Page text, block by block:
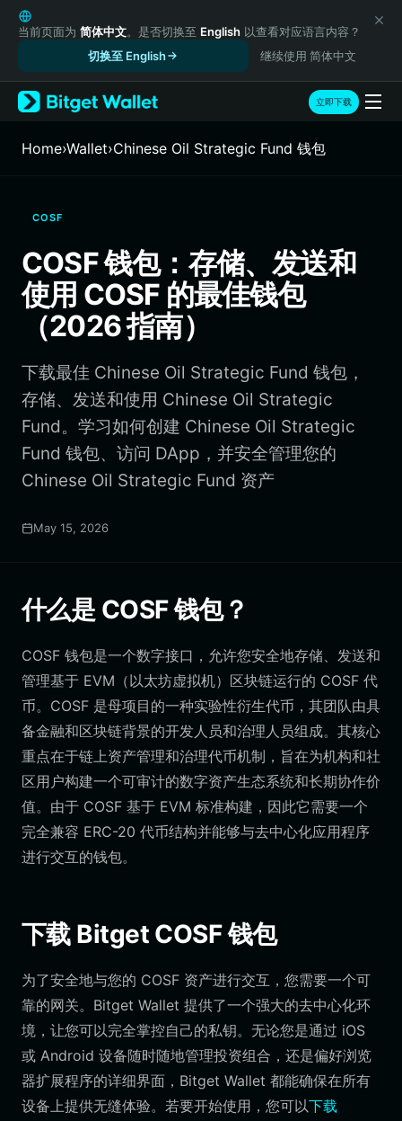
English
日本語
Русский
Español (Latinoamérica)
Türkçe
Italiano
繁體中文
Português (Portugal)
Bahasa Indonesia
ภาษาไทย
Português (Brasil)
Español (Argentina)
当前页面为 简体中文。是否切换至 English 以查看对应语言内容？
切换至 English
继续使用 简体中文
立即下载
Home›Wallet›Chinese Oil Strategic Fund 钱包
COSF
COSF 钱包：存储、发送和
使用 COSF 的最佳钱包
（2026 指南）
下载最佳 Chinese Oil Strategic Fund 钱包，
存储、发送和使用 Chinese Oil Strategic
Fund。学习如何创建 Chinese Oil Strategic
Fund 钱包、访问 DApp，并安全管理您的
Chinese Oil Strategic Fund 资产
May 15, 2026
什么是 COSF 钱包？
COSF 钱包是一个数字接口，允许您安全地存储、发送和
管理基于 EVM（以太坊虚拟机）区块链运行的 COSF 代
币。COSF 是母项目的一种实验性衍生代币，其团队由具
备金融和区块链背景的开发人员和治理人员组成。其核心
重点在于链上资产管理和治理代币机制，旨在为机构和社
区用户构建一个可审计的数字资产生态系统和长期协作价
值。由于 COSF 基于 EVM 标准构建，因此它需要一个
完全兼容 ERC-20 代币结构并能够与去中心化应用程序
进行交互的钱包。
下载 Bitget COSF 钱包
为了安全地与您的 COSF 资产进行交互，您需要一个可
靠的网关。Bitget Wallet 提供了一个强大的去中心化环
境，让您可以完全掌控自己的私钥。无论您是通过 iOS
或 Android 设备随时随地管理投资组合，还是偏好浏览
器扩展程序的详细界面，Bitget Wallet 都能确保在所有
设备上提供无缝体验。若要开始使用，您可以下载